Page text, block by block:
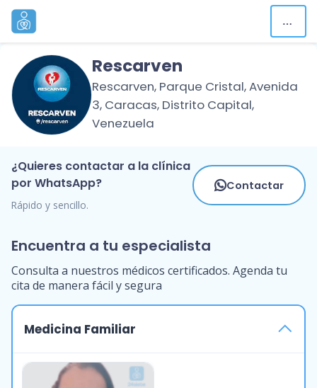
Rescarven
Rescarven, Parque Cristal, Avenida
3, Caracas, Distrito Capital,
Venezuela
¿Quieres contactar a la clínica
por WhatsApp?
Rápido y sencillo.
Contactar
Encuentra a tu especialista
Consulta a nuestros médicos certificados. Agenda tu
cita de manera fácil y segura
Medicina Familiar